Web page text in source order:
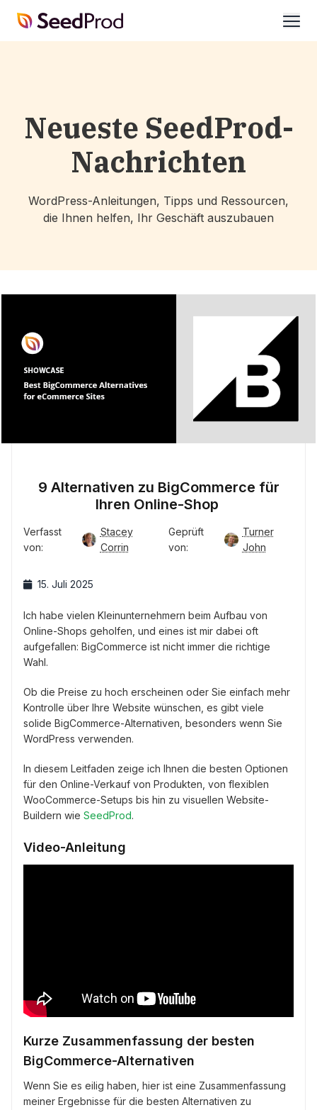
SeedProd
Neueste SeedProd-
Nachrichten
WordPress-Anleitungen, Tipps und Ressourcen,
die Ihnen helfen, Ihr Geschäft auszubauen
9 Alternativen zu BigCommerce für
Ihren Online-Shop
Verfasst
von:
Stacey
Corrin
Geprüft
von:
Turner
John
15. Juli 2025
Ich habe vielen Kleinunternehmern beim Aufbau von
Online-Shops geholfen, und eines ist mir dabei oft
aufgefallen: BigCommerce ist nicht immer die richtige
Wahl.
Ob die Preise zu hoch erscheinen oder Sie einfach mehr
Kontrolle über Ihre Website wünschen, es gibt viele
solide BigCommerce-Alternativen, besonders wenn Sie
WordPress verwenden.
In diesem Leitfaden zeige ich Ihnen die besten Optionen
für den Online-Verkauf von Produkten, von flexiblen
WooCommerce-Setups bis hin zu visuellen Website-
Buildern wie SeedProd.
Video-Anleitung
Kurze Zusammenfassung der besten
BigCommerce-Alternativen
Wenn Sie es eilig haben, hier ist eine Zusammenfassung
meiner Ergebnisse für die besten Alternativen zu